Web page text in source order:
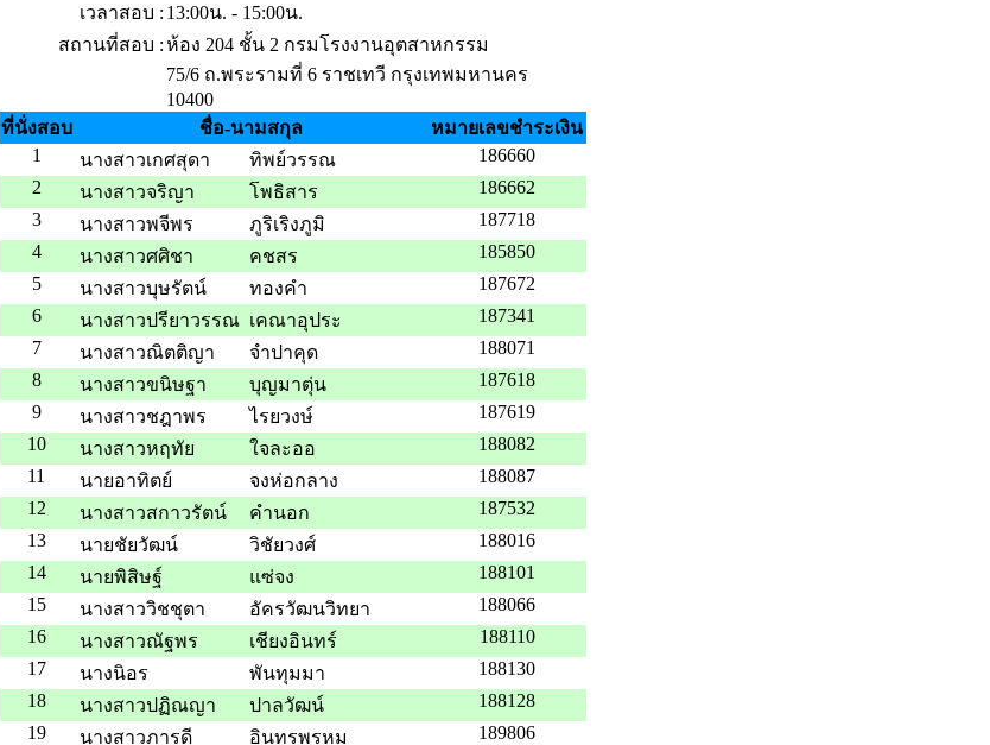
เวลาสอบ : 13:00น. - 15:00น.
สถานที่สอบ :ห้อง 204 ชั้น 2 กรมโรงงานอุตสาหกรรม
75/6 ถ.พระรามที่ 6 ราชเทวี กรุงเทพมหานคร
10400
ที่นั่งสอบ
ชื่อ-นามสกุล
หมายเลขชำระเงิน
1
นางสาวเกศสุดา ทิพย์วรรณ
186660
2
นางสาวจริญา โพธิสาร
186662
3
นางสาวพจีพร ภูริเริงภูมิ
187718
4
นางสาวศศิชา คชสร
185850
5
นางสาวบุษรัตน์ ทองคำ
187672
6
นางสาวปรียาวรรณ เคณาอุประ
187341
7
นางสาวณิตติญา จำปาคุด
188071
8
นางสาวขนิษฐา บุญมาตุ่น
187618
9
นางสาวชฎาพร ไรยวงษ์
187619
10
นางสาวหฤทัย ใจละออ
188082
11
นายอาทิตย์ จงห่อกลาง
188087
12
นางสาวสกาวรัตน์ คำนอก
187532
13
นายชัยวัฒน์ วิชัยวงศ์
188016
14
นายพิสิษฐ์ แซ่จง
188101
15
นางสาววิชชุตา อัครวัฒนวิทยา
188066
16
นางสาวณัฐพร เชียงอินทร์
188110
17
นางนิอร พันทุมมา
188130
18
นางสาวปฏิณญา ปาลวัฒน์
188128
19
นางสาวภารดี อินทรพรหม 189806